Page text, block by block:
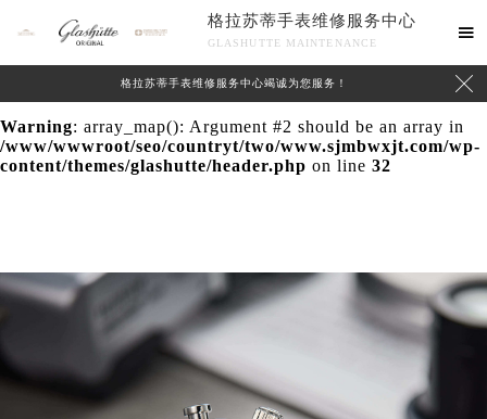
Warning: extract() expects parameter 1 to be array, null
given in
/www/wwwroot/seo/countryt/two/www.sjmbwxjt.com/wp-
content/themes/glashutte/header.phpon line
Warning: array_map(): Argument #2 should be an array in
/www/wwwroot/seo/countryt/two/www.sjmbwxjt.com/wp-
content/themes/glashutte/header.php on line 32
格拉苏蒂手表维修服务中心
GLASHUTTE MAINTENANCE

格拉苏蒂手表维修服务中心竭诚为您服务！ 